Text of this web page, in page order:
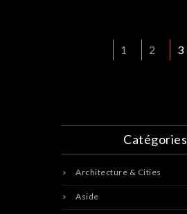
1 2 3
Catégories
Architecture & Cities
Aside